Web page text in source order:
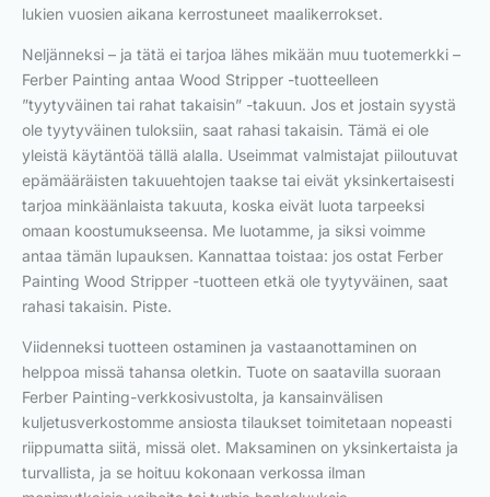
lukien vuosien aikana kerrostuneet maalikerrokset.
Neljänneksi – ja tätä ei tarjoa lähes mikään muu tuotemerkki –
Ferber Painting antaa Wood Stripper -tuotteelleen
”tyytyväinen tai rahat takaisin” -takuun. Jos et jostain syystä
ole tyytyväinen tuloksiin, saat rahasi takaisin. Tämä ei ole
yleistä käytäntöä tällä alalla. Useimmat valmistajat piiloutuvat
epämääräisten takuuehtojen taakse tai eivät yksinkertaisesti
tarjoa minkäänlaista takuuta, koska eivät luota tarpeeksi
omaan koostumukseensa. Me luotamme, ja siksi voimme
antaa tämän lupauksen. Kannattaa toistaa: jos ostat Ferber
Painting Wood Stripper -tuotteen etkä ole tyytyväinen, saat
rahasi takaisin. Piste.
Viidenneksi tuotteen ostaminen ja vastaanottaminen on
helppoa missä tahansa oletkin. Tuote on saatavilla suoraan
Ferber Painting-verkkosivustolta, ja kansainvälisen
kuljetusverkostomme ansiosta tilaukset toimitetaan nopeasti
riippumatta siitä, missä olet. Maksaminen on yksinkertaista ja
turvallista, ja se hoituu kokonaan verkossa ilman